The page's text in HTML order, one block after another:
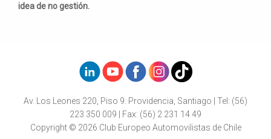
idea de no gestión.
Av. Los Leones 220, Piso 9. Providencia, Santiago | Tel: (56)
223 350 009 | Fax: (56) 2 231 14 49
Copyright © 2026 Club Europeo Automovilistas de Chile